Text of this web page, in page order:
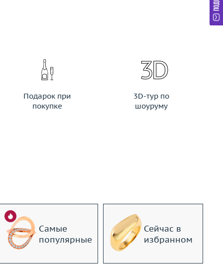
Подарок при
покупке
3D-тур по
шоуруму
Самые
популярные
Сейчас в
избранном